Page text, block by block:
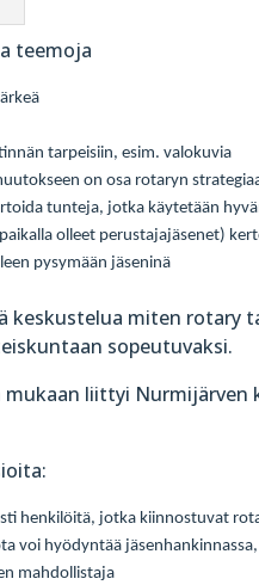
teemoja
tarpeisiin, esim. valokuvia
on osa rotaryn
tunteja, jotka käytetään
olleet perustajajäsenet)
pysymään jäseninä
keskustelua miten rotary
sopeutuvaksi.
liittyi
henkilöitä, jotka kiinnostuvat
voi hyödyntää
mahdollistaja